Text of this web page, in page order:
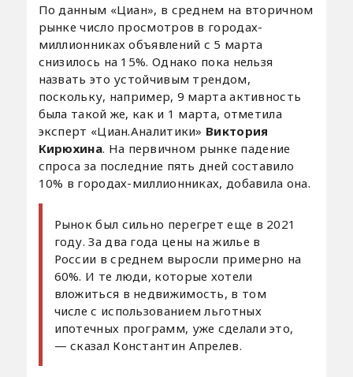
По данным «Циан», в среднем на вторичном
рынке число просмотров в городах-
миллионниках объявлений с 5 марта
снизилось на 15%. Однако пока нельзя
назвать это устойчивым трендом,
поскольку, например, 9 марта активность
была такой же, как и 1 марта, отметила
эксперт «Циан.Аналитики» Виктория
Кирюхина. На первичном рынке падение
спроса за последние пять дней составило
10% в городах-миллионниках, добавила она.
Рынок был сильно перегрет еще в 2021
году. За два года цены на жилье в
России в среднем выросли примерно на
60%. И те люди, которые хотели
вложиться в недвижимость, в том
числе с использованием льготных
ипотечных программ, уже сделали это,
— сказал Константин Апрелев.